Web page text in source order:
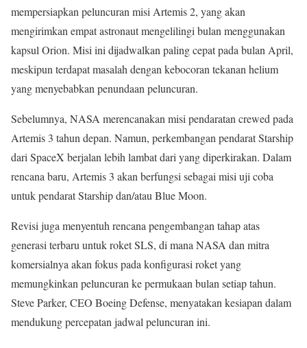
mempersiapkan peluncuran misi Artemis 2, yang akan
mengirimkan empat astronaut mengelilingi bulan menggunakan
kapsul Orion. Misi ini dijadwalkan paling cepat pada bulan April,
meskipun terdapat masalah dengan kebocoran tekanan helium
yang menyebabkan penundaan peluncuran.
Sebelumnya, NASA merencanakan misi pendaratan crewed pada
Artemis 3 tahun depan. Namun, perkembangan pendarat Starship
dari SpaceX berjalan lebih lambat dari yang diperkirakan. Dalam
rencana baru, Artemis 3 akan berfungsi sebagai misi uji coba
untuk pendarat Starship dan/atau Blue Moon.
Revisi juga menyentuh rencana pengembangan tahap atas
generasi terbaru untuk roket SLS, di mana NASA dan mitra
komersialnya akan fokus pada konfigurasi roket yang
memungkinkan peluncuran ke permukaan bulan setiap tahun.
Steve Parker, CEO Boeing Defense, menyatakan kesiapan dalam
mendukung percepatan jadwal peluncuran ini.